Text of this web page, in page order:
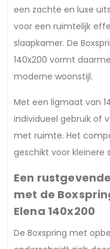
een zachte en luxe
voor een ruimtelijk
slaapkamer. De
140x200 vormt
moderne woonstijl.
Met een ligmaat van
individueel gebruik of
met ruimte. Het
geschikt voor
Een
met de
Elena 140x200
De Boxspring met